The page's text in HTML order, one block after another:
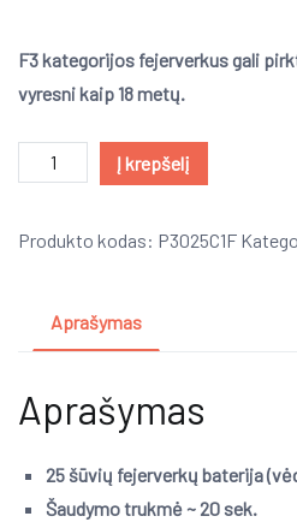
F3 kategorijos fejerverkus gali
vyresni kaip 18metų.
produkto
kiekis:
Į krepšelį
Produkto kodas: P3025C1F
Aprašymas
Aprašymas
25 šūvių fejerverkų baterija
Šaudymo trukmė ~ 20 sek.